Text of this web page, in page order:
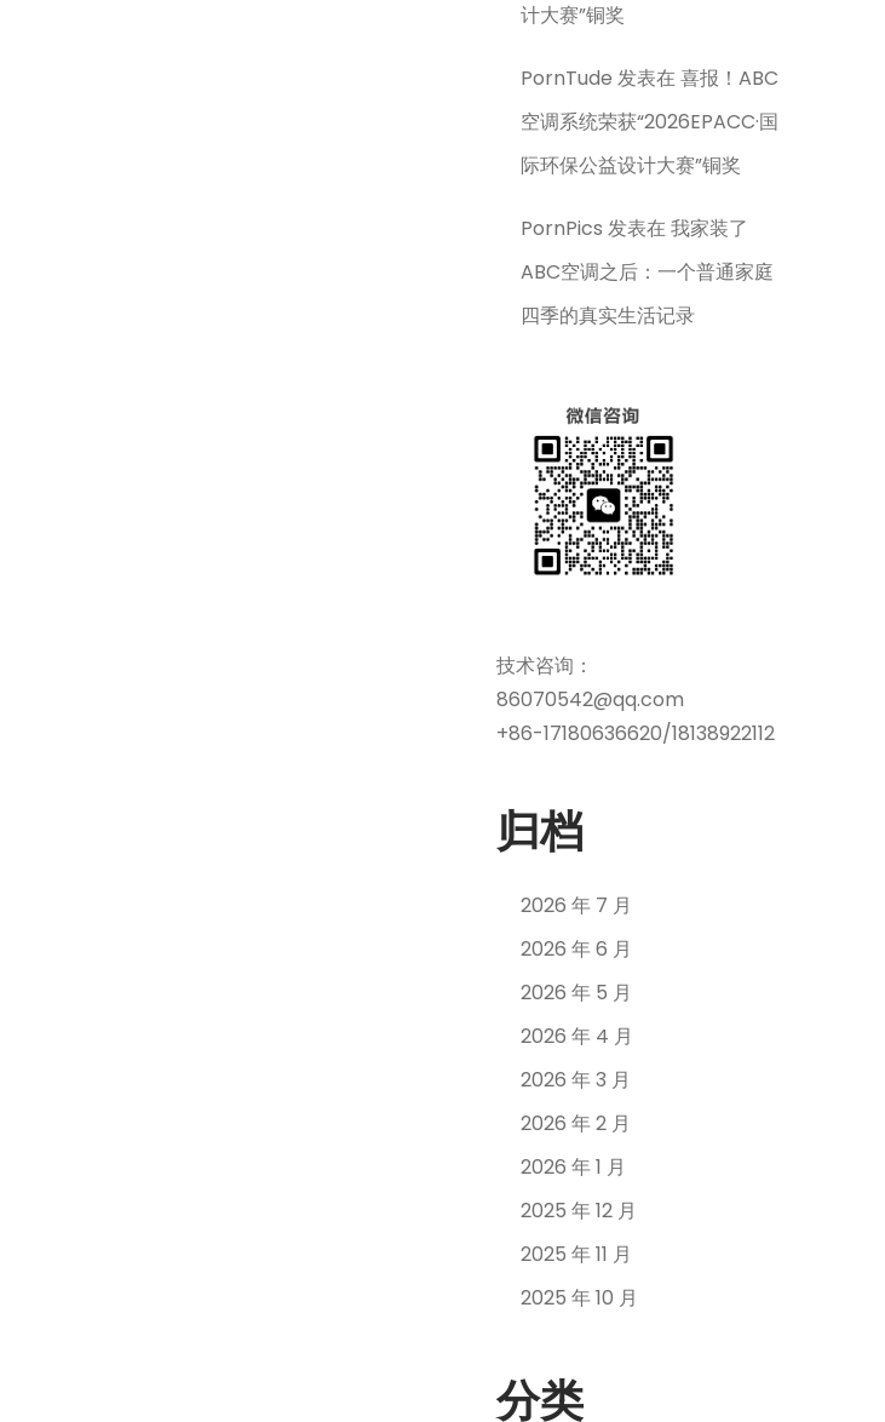
计大赛”铜奖
PornTude 发表在喜报！ABC
空调系统荣获“2026EPACC·国
际环保公益设计大赛”铜奖
PornPics 发表在我家装了
ABC空调之后：一个普通家庭
四季的真实生活记录
技术咨询：
86070542@qq.com
+86-17180636620/18138922112
归档
2026 年 7 月
2026 年 6 月
2026 年 5 月
2026 年 4 月
2026 年 3 月
2026 年 2 月
2026 年 1 月
2025 年 12 月
2025 年 11 月
2025 年 10 月
分类